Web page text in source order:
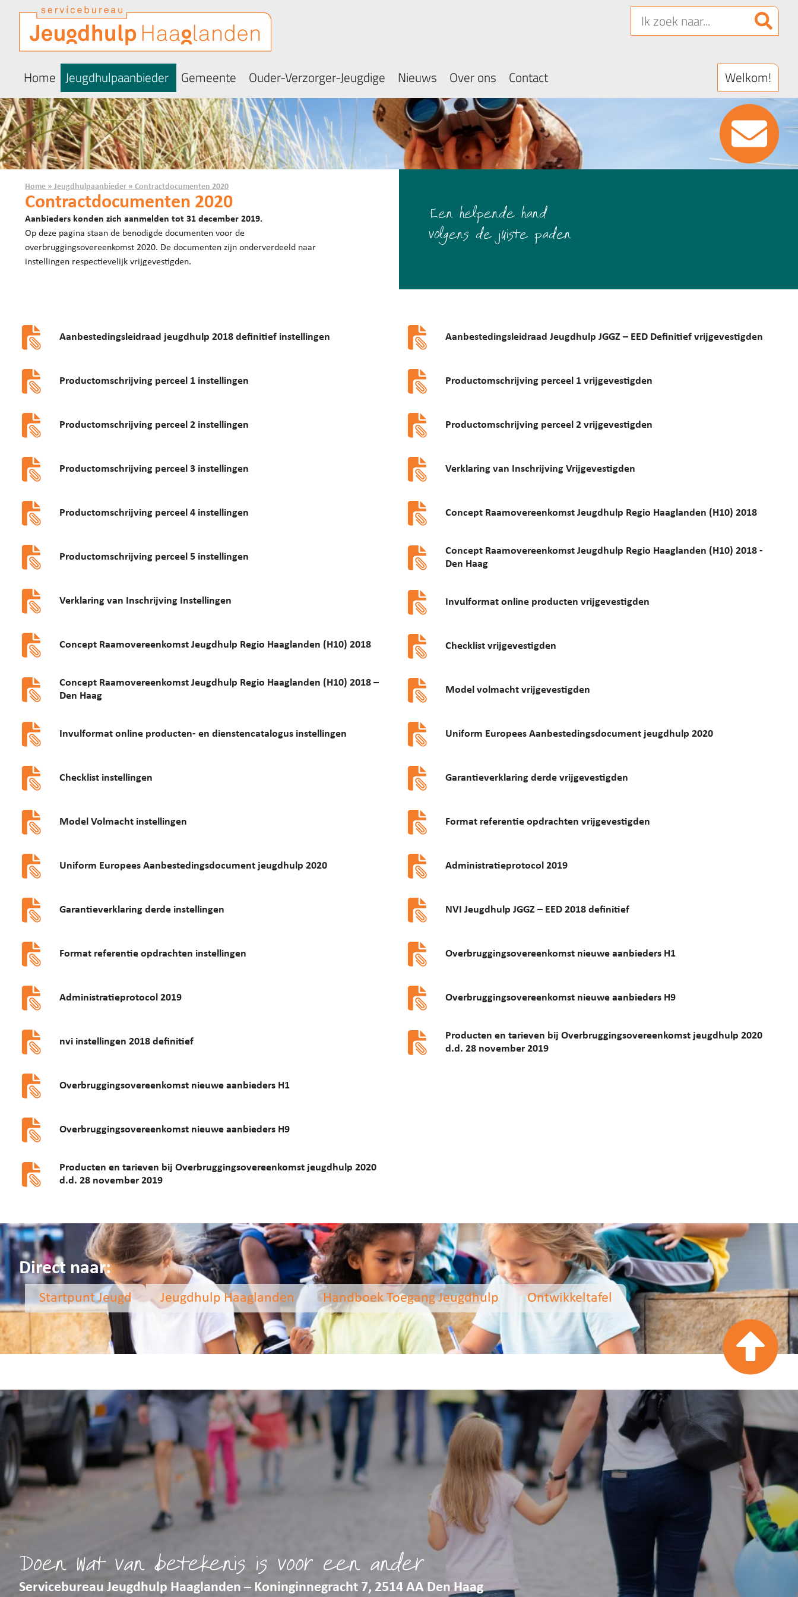
Home Jeugdhulpaanbieder Gemeente Ouder-Verzorger-Jeugdige Nieuws Over ons Contact Welkom!
Home » Jeugdhulpaanbieder » Contractdocumenten 2020
Contractdocumenten 2020
Aanbieders konden zich aanmelden tot 31 december 2019.
Op deze pagina staan de benodigde documenten voor de
overbruggingsovereenkomst 2020. De documenten zijn onderverdeeld naar
instellingen respectievelijk vrijgevestigden.
Een helpende hand
volgens de juiste paden
Aanbestedingsleidraad jeugdhulp 2018 definitief instellingen
Productomschrijving perceel 1 instellingen
Productomschrijving perceel 2 instellingen
Productomschrijving perceel 3 instellingen
Productomschrijving perceel 4 instellingen
Productomschrijving perceel 5 instellingen
Verklaring van Inschrijving Instellingen
Concept Raamovereenkomst Jeugdhulp Regio Haaglanden (H10) 2018
Concept Raamovereenkomst Jeugdhulp Regio Haaglanden (H10) 2018 –
Den Haag
Invulformat online producten- en dienstencatalogus instellingen
Checklist instellingen
Model Volmacht instellingen
Uniform Europees Aanbestedingsdocument jeugdhulp 2020
Garantieverklaring derde instellingen
Format referentie opdrachten instellingen
Administratieprotocol 2019
nvi instellingen 2018 definitief
Overbruggingsovereenkomst nieuwe aanbieders H1
Overbruggingsovereenkomst nieuwe aanbieders H9
Producten en tarieven bij Overbruggingsovereenkomst jeugdhulp 2020
d.d. 28 november 2019
Aanbestedingsleidraad Jeugdhulp JGGZ – EED Definitief vrijgevestigden
Productomschrijving perceel 1 vrijgevestigden
Productomschrijving perceel 2 vrijgevestigden
Verklaring van Inschrijving Vrijgevestigden
Concept Raamovereenkomst Jeugdhulp Regio Haaglanden (H10) 2018
Concept Raamovereenkomst Jeugdhulp Regio Haaglanden (H10) 2018 -
Den Haag
Invulformat online producten vrijgevestigden
Checklist vrijgevestigden
Model volmacht vrijgevestigden
Uniform Europees Aanbestedingsdocument jeugdhulp 2020
Garantieverklaring derde vrijgevestigden
Format referentie opdrachten vrijgevestigden
Administratieprotocol 2019
NVI Jeugdhulp JGGZ – EED 2018 definitief
Overbruggingsovereenkomst nieuwe aanbieders H1
Overbruggingsovereenkomst nieuwe aanbieders H9
Producten en tarieven bij Overbruggingsovereenkomst jeugdhulp 2020
d.d. 28 november 2019
Direct naar:
Startpunt Jeugd Jeugdhulp Haaglanden Handboek Toegang Jeugdhulp Ontwikkeltafel
Doen wat van betekenis is voor een ander
Servicebureau Jeugdhulp Haaglanden – Koninginnegracht 7, 2514 AA Den Haag